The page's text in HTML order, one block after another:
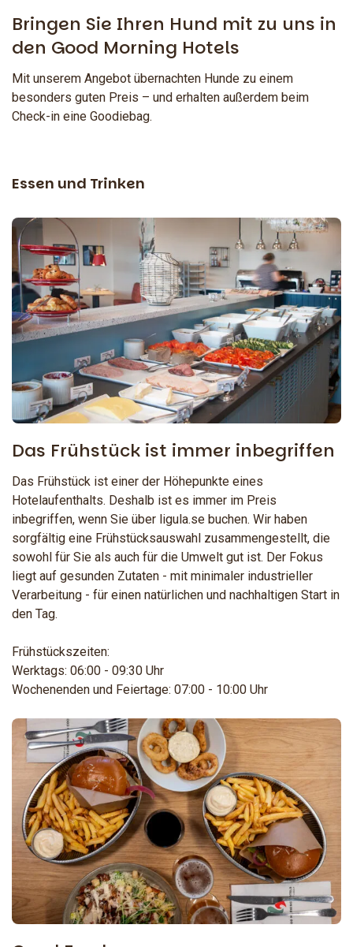
Bringen Sie Ihren Hund mit zu uns in
den Good Morning Hotels
Mit unserem Angebot übernachten Hunde zu einem
besonders guten Preis – und erhalten außerdem beim
Check-in eine Goodiebag.
Essen und Trinken
Das Frühstück ist immer inbegriffen
Das Frühstück ist einer der Höhepunkte eines
Hotelaufenthalts. Deshalb ist es immer im Preis
inbegriffen, wenn Sie über ligula.se buchen. Wir haben
sorgfältig eine Frühstücksauswahl zusammengestellt, die
sowohl für Sie als auch für die Umwelt gut ist. Der Fokus
liegt auf gesunden Zutaten - mit minimaler industrieller
Verarbeitung - für einen natürlichen und nachhaltigen Start in
den Tag.
Frühstückszeiten:
Werktags: 06:00 - 09:30 Uhr
Wochenenden und Feiertage: 07:00 - 10:00 Uhr